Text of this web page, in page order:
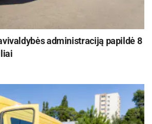
administraciją papildė 8